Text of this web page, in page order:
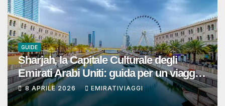
GUIDE
Sharjah, la Capitale Culturale degli
Emirati Arabi Uniti: guida per un viaggio
autentico, ben organizzato e senza
sorprese
8 APRILE 2026 EMIRATIVIAGGI